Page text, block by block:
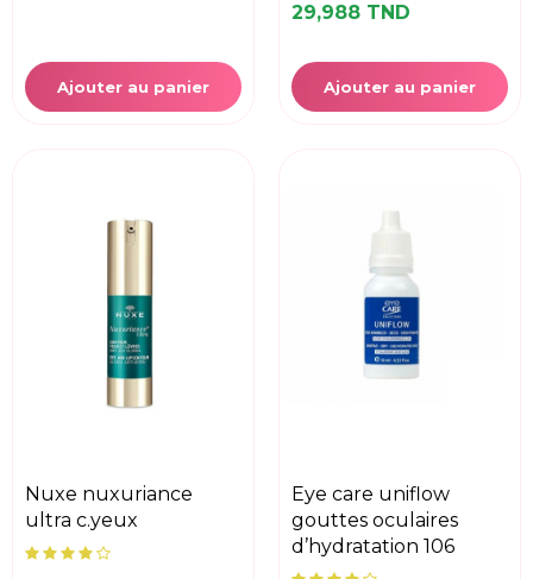
Ajouter au panier
29,988 TND
Ajouter au panier
nuxe nuxuriance
ultra c.yeux
eye care uniflow
gouttes oculaires
d’hydratation 106